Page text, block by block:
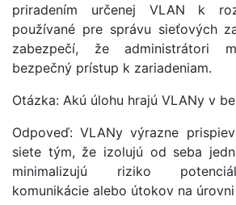
priradením určenej VLAN k
používané pre správu sieťových
zabezpečí, že administrátori
bezpečný prístup k zariadeniam.
Otázka: Akú úlohu hrajú VLANy v
Odpoveď: VLANy výrazne
siete tým, že izolujú od seba
minimalizujú riziko
komunikácie alebo útokov na